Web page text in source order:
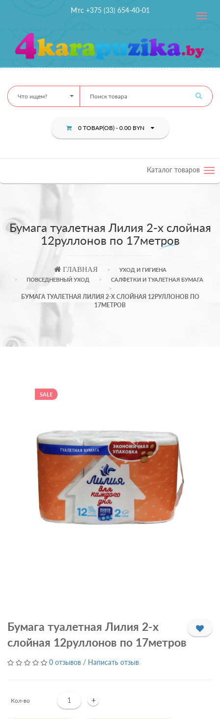
Мтс +375 (33) 654-40-01
Toggle
Что ищем?
0 ТОВАР(ОВ) - 0.00 BYN
Каталог товаров
Бумага туалетная Лилия 2-х слойная
12руллонов по 17метров
ГЛАВНАЯ
УХОД И ГИГИЕНА
ПОВСЕДНЕВНЫЙ УХОД
САЛФЕТКИ И ТУАЛЕТНАЯ БУМАГА
БУМАГА ТУАЛЕТНАЯ ЛИЛИЯ 2-Х СЛОЙНАЯ 12РУЛЛОНОВ ПО
17МЕТРОВ
SALE
Бумага туалетная Лилия 2-х
слойная 12руллонов по 17метров
0 отзывов / Написать отзыв
Кол-во +